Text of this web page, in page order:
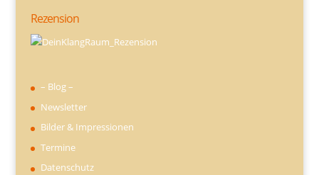
Rezension
– Blog –
Newsletter
Bilder & Impressionen
Termine
Datenschutz